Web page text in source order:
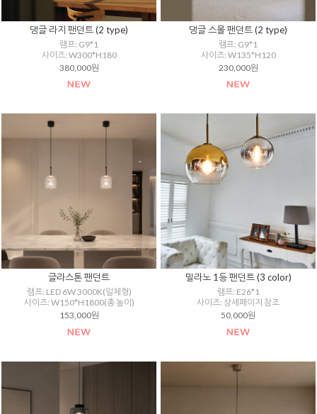
댕글 라지 팬던트 (2 type)
램프: G9*1
사이즈: W300*H180
380,000원
댕글 스몰 팬던트 (2 type)
램프: G9*1
사이즈: W135*H120
230,000원
글라스톤 팬던트
램프: LED 6W 3000K(일체형)
사이즈: W150*H1800(총 높이)
153,000원
밀라노 1등 팬던트 (3 color)
램프: E26*1
사이즈: 상세페이지 참조
50,000원